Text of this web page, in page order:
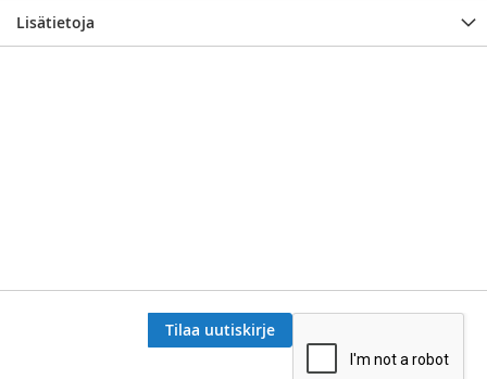
Lisätietoja
Tilaa uutiskirje